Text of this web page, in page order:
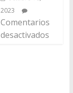
2023
Comentarios
desactivados